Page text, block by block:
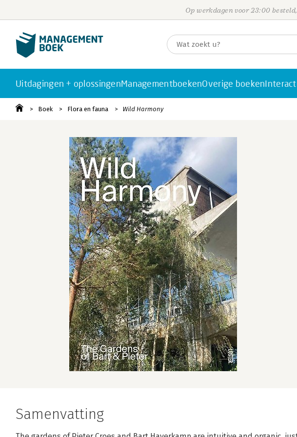
Op werkdagen voor 23:00
Uitdagingen + oplossingenManagementboekenOverige boeken
Boek Flora en fauna Wild Harmony
Samenvatting